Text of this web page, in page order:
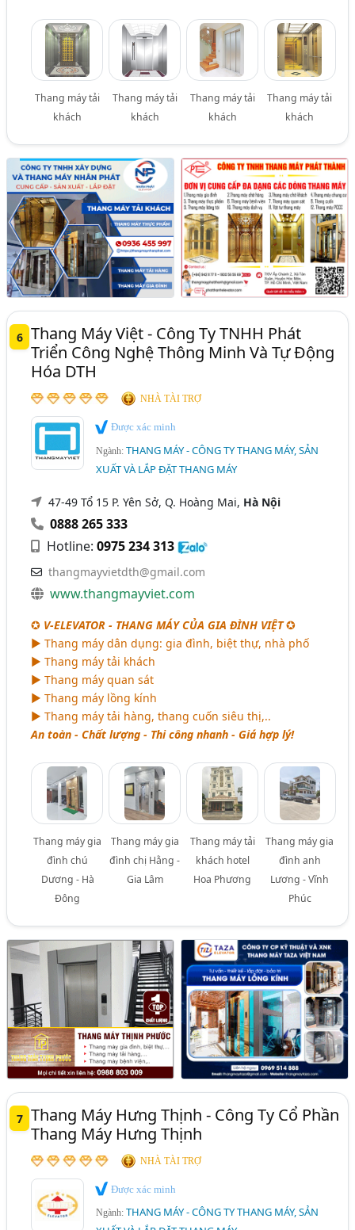
Thang máy tải
khách
Thang máy tải
khách
Thang máy tải
khách
Thang máy tải
khách
6 Thang Máy Việt - Công Ty TNHH Phát
Triển Công Nghệ Thông Minh Và Tự Động
Hóa DTH
NHÀ TÀI TRỢ
Được xác minh
Ngành:THANG MÁY - CÔNG TY THANG MÁY, SẢN
XUẤT VÀ LẮP ĐẶT THANG MÁY
47-49 Tổ 15 P. Yên Sở, Q. Hoàng Mai, Hà Nội
0888 265 333
Hotline:0975 234 313
thangmayvietdth@gmail.com
www.thangmayviet.com
✪ V-ELEVATOR - THANG MÁY CỦA GIA ĐÌNH VIỆT✪
► Thang máy dân dụng: gia đình, biệt thự, nhà phố
► Thang máy tải khách
► Thang máy quan sát
► Thang máy lồng kính
► Thang máy tải hàng, thang cuốn siêu thị,..
An toàn - Chất lượng - Thi công nhanh - Giá hợp lý!
Thang máy gia
đình chú
Dương - Hà
Đông
Thang máy gia
đình chị Hằng -
Gia Lâm
Thang máy tải
khách hotel
Hoa Phương
Thang máy gia
đình anh
Lương - Vĩnh
Phúc
7 Thang Máy Hưng Thịnh - Công Ty Cổ Phần
Thang Máy Hưng Thịnh
NHÀ TÀI TRỢ
Được xác minh
Ngành:THANG MÁY - CÔNG TY THANG MÁY, SẢN